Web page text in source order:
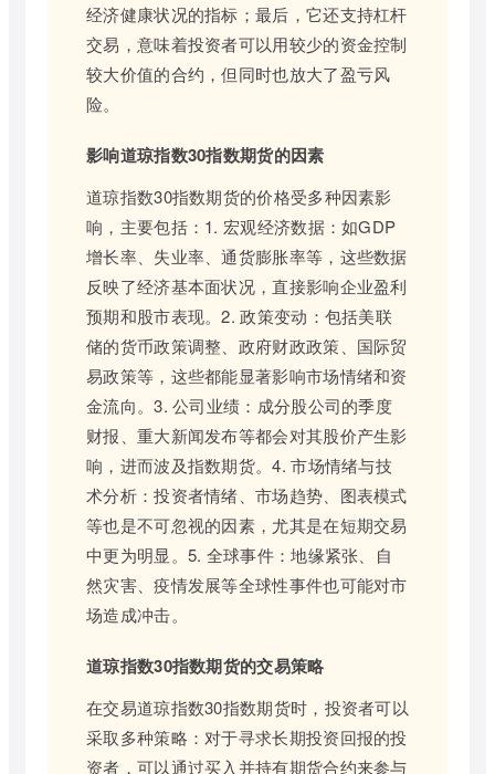
经济健康状况的指标；最后，它还支持杠杆
交易，意味着投资者可以用较少的资金控制
较大价值的合约，但同时也放大了盈亏风
险。
影响道琼指数30指数期货的因素
道琼指数30指数期货的价格受多种因素影
响，主要包括：1. 宏观经济数据：如GDP
增长率、失业率、通货膨胀率等，这些数据
反映了经济基本面状况，直接影响企业盈利
预期和股市表现。2. 政策变动：包括美联
储的货币政策调整、政府财政政策、国际贸
易政策等，这些都能显著影响市场情绪和资
金流向。3. 公司业绩：成分股公司的季度
财报、重大新闻发布等都会对其股价产生影
响，进而波及指数期货。4. 市场情绪与技
术分析：投资者情绪、市场趋势、图表模式
等也是不可忽视的因素，尤其是在短期交易
中更为明显。5. 全球事件：地缘紧张、自
然灾害、疫情发展等全球性事件也可能对市
场造成冲击。
道琼指数30指数期货的交易策略
在交易道琼指数30指数期货时，投资者可以
采取多种策略：对于寻求长期投资回报的投
资者，可以通过买入并持有期货合约来参与